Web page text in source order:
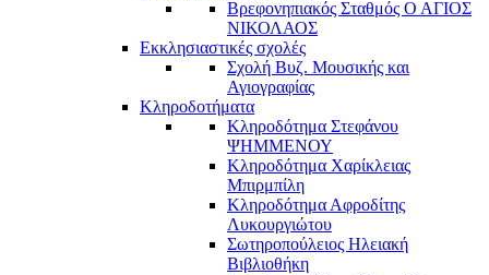
Βρεφονηπιακός Σταθμός Ο ΑΓΙΟΣ
ΝΙΚΟΛΑΟΣ
Εκκλησιαστικές σχολές
Σχολή Βυζ. Μουσικής και
Αγιογραφίας
Κληροδοτήματα
Κληροδότημα Στεφάνου
ΨΗΜΜΕΝΟΥ
Κληροδότημα Χαρίκλειας
Μπιρμπίλη
Κληροδότημα Αφροδίτης
Λυκουργιώτου
Σωτηροπούλειος Ηλειακή
Βιβλιοθήκη